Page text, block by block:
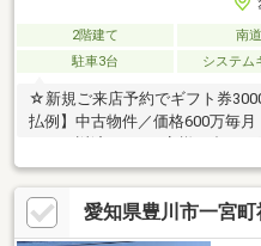
2階建て 南
駐車3台
システム
☆新規ご来店予約でギフト券
払例】中古物件／価格600万毎
見るだけＯＫ！聞くだけＯＫ
でもお気軽にお問合せください
も見て頂けます□■□ 物件の特
りある住まい！ ◎駐車スペース
愛知県豊川市一宮